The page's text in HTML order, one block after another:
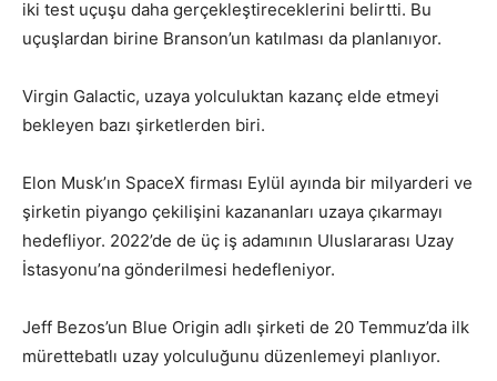
iki test uçuşu daha gerçekleştireceklerini belirtti. Bu
uçuşlardan birine Branson’un katılması da planlanıyor.
Virgin Galactic, uzaya yolculuktan kazanç elde etmeyi
bekleyen bazı şirketlerden biri.
Elon Musk’ın SpaceX firması Eylül ayında bir milyarderi ve
şirketin piyango çekilişini kazananları uzaya çıkarmayı
hedefliyor. 2022’de de üç iş adamının Uluslararası Uzay
İstasyonu’na gönderilmesi hedefleniyor.
Jeff Bezos’un Blue Origin adlı şirketi de 20 Temmuz’da ilk
mürettebatlı uzay yolculuğunu düzenlemeyi planlıyor.